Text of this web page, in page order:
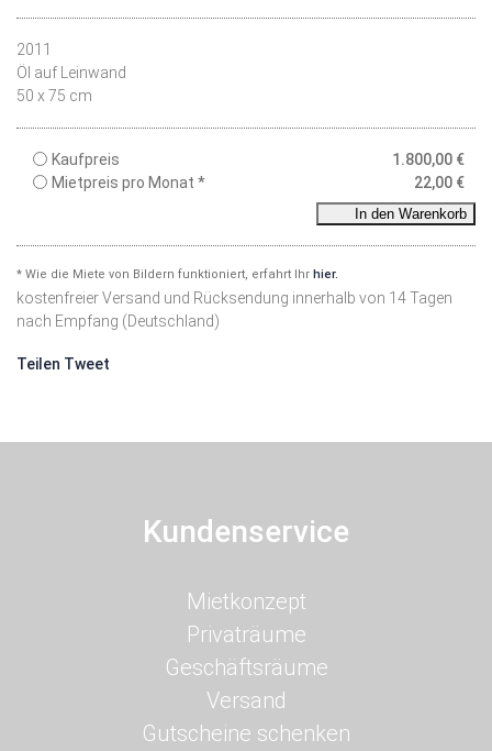
2011
Öl auf Leinwand
50 x 75 cm
Kaufpreis 1.800,00 €
Mietpreis pro Monat *
22,00 €
In den Warenkorb
* Wie die Miete von Bildern funktioniert, erfahrt Ihr hier.
kostenfreier Versand und Rücksendung innerhalb von 14 Tagen
nach Empfang (Deutschland)
Teilen Tweet
Kundenservice
Navigation
überspringen
Mietkonzept
Privaträume
Geschäftsräume
Versand
Gutscheine schenken